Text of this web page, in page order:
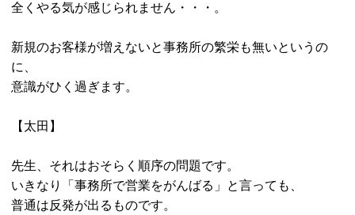
全くやる気が感じられません・・・。
新規のお客様が増えないと事務所の繁栄も無いというの
に、
意識がひく過ぎます。
【太田】
先生、それはおそらく順序の問題です。
いきなり「事務所で営業をがんばる」と言っても、
普通は反発が出るものです。